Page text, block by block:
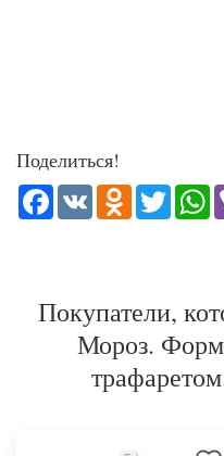
Поделиться!
Facebook
VK Odnoklassniki
Twitter
Покупатели,
Мороз.